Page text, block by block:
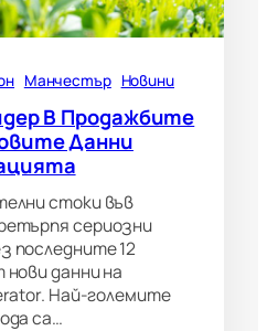
Манчестър Новини
В Продажбите
Данни
стоки във
сериозни
последните 12
данни на
Най-големите
са…